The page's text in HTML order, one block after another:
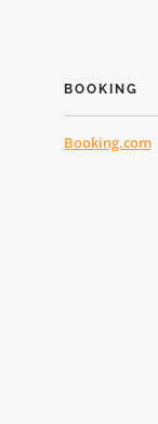
BOOKING
Booking.com